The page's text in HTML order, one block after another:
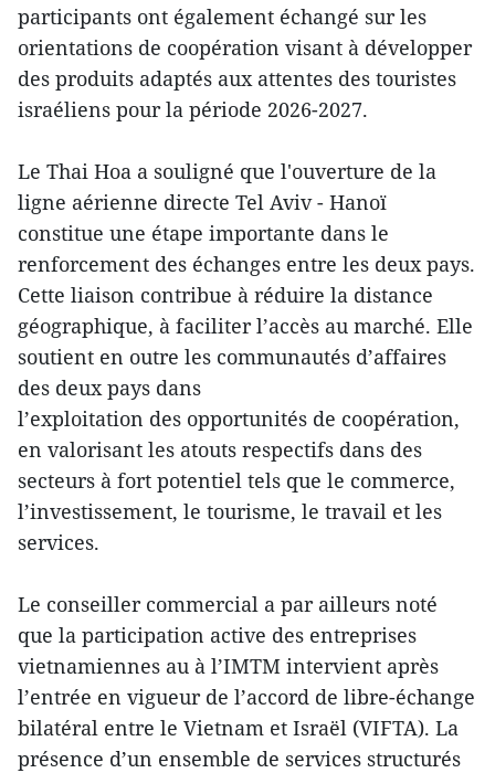
participants ont également échangé sur les
orientations de coopération visant à développer
des produits adaptés aux attentes des touristes
israéliens pour la période 2026-2027.
Le Thai Hoa a souligné que l'ouverture de la
ligne aérienne directe Tel Aviv - Hanoï
constitue une étape importante dans le
renforcement des échanges entre les deux pays.
Cette liaison contribue à réduire la distance
géographique, à faciliter l’accès au marché. Elle
soutient en outre les communautés d’affaires
des deux pays dans
l’exploitation des opportunités de coopération,
en valorisant les atouts respectifs dans des
secteurs à fort potentiel tels que le commerce,
l’investissement, le tourisme, le travail et les
services.
Le conseiller commercial a par ailleurs noté
que la participation active des entreprises
vietnamiennes au à l’IMTM intervient après
l’entrée en vigueur de l’accord de libre-échange
bilatéral entre le Vietnam et Israël (VIFTA). La
présence d’un ensemble de services structurés